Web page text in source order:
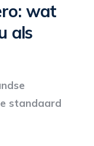
wat
als
standaard